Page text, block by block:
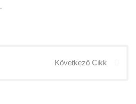
Következő Cikk